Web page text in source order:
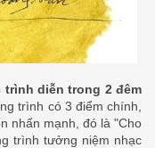
diễn trong 2 đêm
trình có 3 điểm chính,
nhấn mạnh, đó là "Cho
trình tưởng niệm nhạc